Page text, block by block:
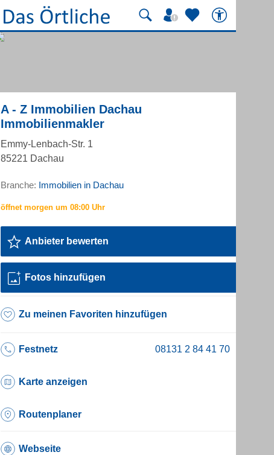
A - Z Immobilien Dachau
Immobilienmakler
Emmy-Lenbach-Str. 1
85221 Dachau
Branche: Immobilien in Dachau
Anbieter bewerten
Fotos hinzufügen
Zu meinen Favoriten hinzufügen
Festnetz
Karte anzeigen
Routenplaner
Webseite